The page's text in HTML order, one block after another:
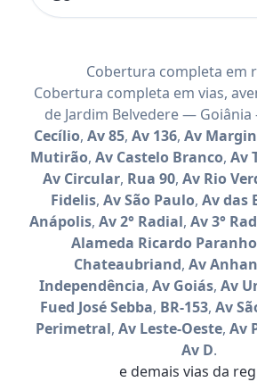
Cobertura completa em
Cobertura completa em vias,
de Jardim Belvedere — Goiânia
Cecílio, Av 85, Av 136, Av
Mutirão, Av Castelo Branco, Av
Av Circular, Rua 90, Av Rio
Fidelis, Av São Paulo, Av das
Anápolis, Av 2° Radial, Av 3°
Alameda Ricardo
Chateaubriand, Av
Independência, Av Goiás, Av
Fued José Sebba, BR-153, Av
Perimetral, Av Leste-Oeste, Av
Av D.
e demais vias da